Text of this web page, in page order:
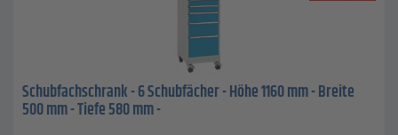
Schubfachschrank - 6 Schubfächer - Höhe 1160 mm - Breite
500 mm - Tiefe 580 mm -